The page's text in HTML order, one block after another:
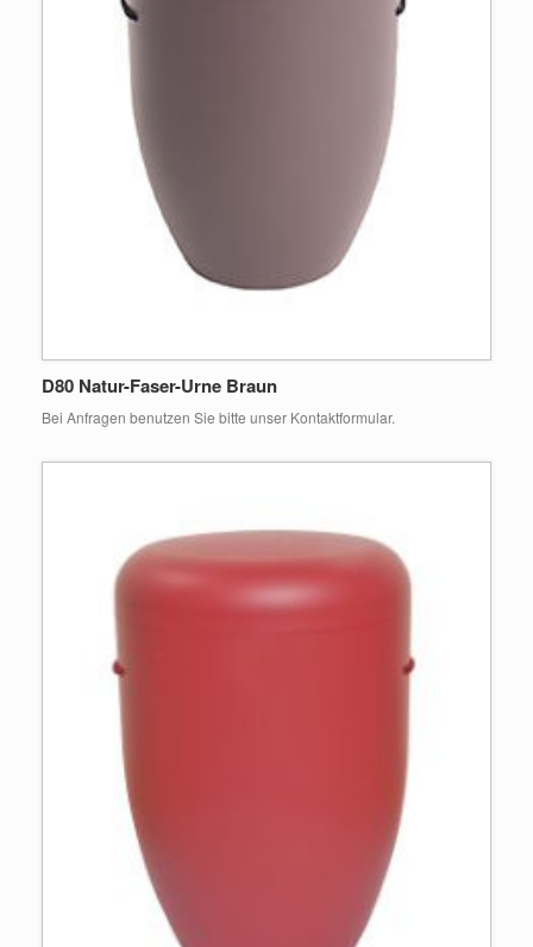
D80 Natur-Faser-Urne Braun
Bei Anfragen benutzen Sie bitte unser Kontaktformular.